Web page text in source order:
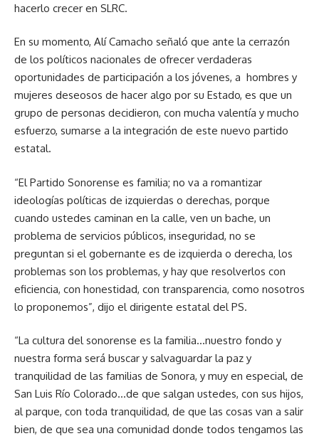
hacerlo crecer en SLRC.
En su momento, Alí Camacho señaló que ante la cerrazón
de los políticos nacionales de ofrecer verdaderas
oportunidades de participación a los jóvenes, a hombres y
mujeres deseosos de hacer algo por su Estado, es que un
grupo de personas decidieron, con mucha valentía y mucho
esfuerzo, sumarse a la integración de este nuevo partido
estatal.
“El Partido Sonorense es familia; no va a romantizar
ideologías políticas de izquierdas o derechas, porque
cuando ustedes caminan en la calle, ven un bache, un
problema de servicios públicos, inseguridad, no se
preguntan si el gobernante es de izquierda o derecha, los
problemas son los problemas, y hay que resolverlos con
eficiencia, con honestidad, con transparencia, como nosotros
lo proponemos”, dijo el dirigente estatal del PS.
“La cultura del sonorense es la familia…nuestro fondo y
nuestra forma será buscar y salvaguardar la paz y
tranquilidad de las familias de Sonora, y muy en especial, de
San Luis Río Colorado…de que salgan ustedes, con sus hijos,
al parque, con toda tranquilidad, de que las cosas van a salir
bien, de que sea una comunidad donde todos tengamos las